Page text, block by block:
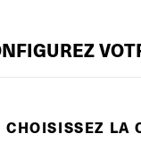
CHOISISSEZ LA